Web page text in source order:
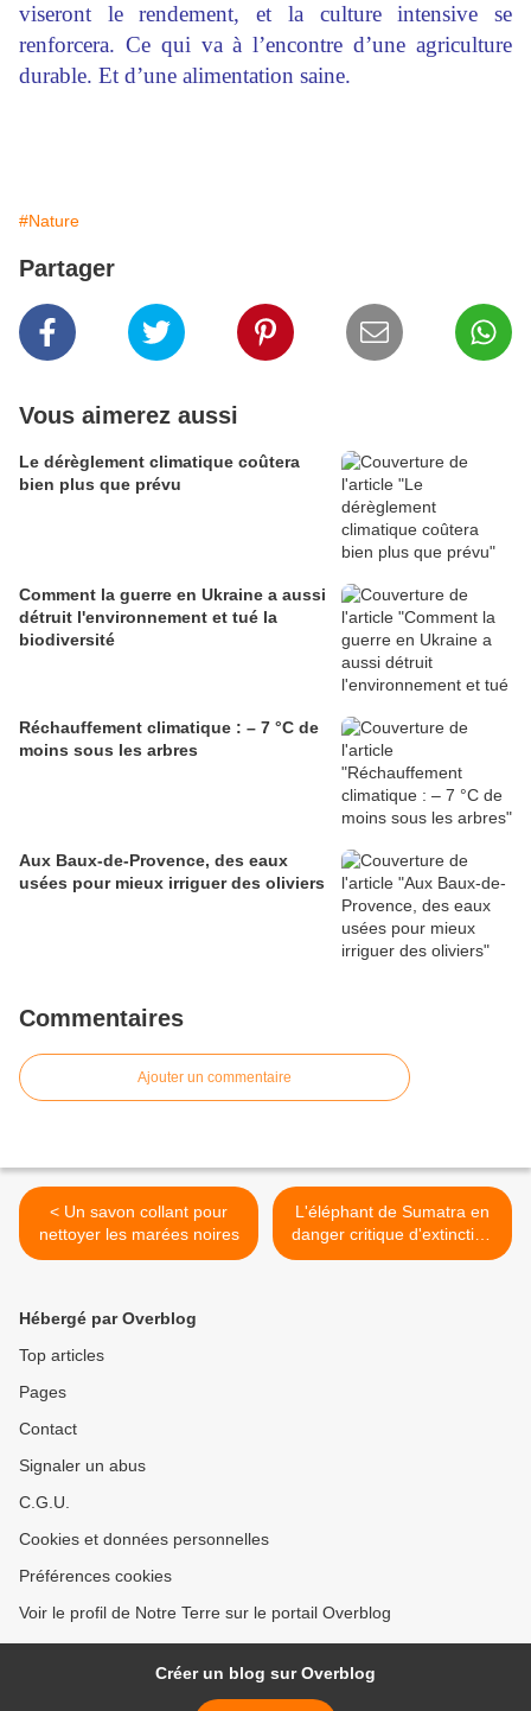
viseront le rendement, et la culture intensive se
renforcera. Ce qui va à l’encontre d’une agriculture
durable. Et d’une alimentation saine.
#Nature
Partager
Vous aimerez aussi
Le dérèglement climatique coûtera
bien plus que prévu
Comment la guerre en Ukraine a aussi
détruit l'environnement et tué la
biodiversité
Réchauffement climatique : – 7 °C de
moins sous les arbres
Aux Baux-de-Provence, des eaux
usées pour mieux irriguer des oliviers
Commentaires
Ajouter un commentaire
< Un savon collant pour
nettoyer les marées noires
L'éléphant de Sumatra en
danger critique d'extinction
>
Hébergé par Overblog
Top articles
Pages
Contact
Signaler un abus
C.G.U.
Cookies et données personnelles
Préférences cookies
Voir le profil de Notre Terre sur le portail Overblog
Créer un blog sur Overblog